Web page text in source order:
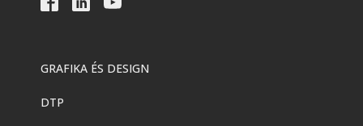
GRAFIKA ÉS DESIGN
DTP